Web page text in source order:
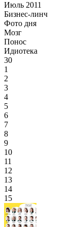
Июль 2011
Бизнес-линч
Фото дня
Мозг
Понос
Идиотека
30
1
2
3
4
5
6
7
8
9
10
11
12
13
14
15